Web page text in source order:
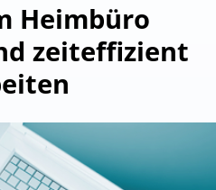
Heimbüro
zeiteffizient